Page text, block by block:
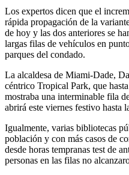
Los expertos dicen que el
rápida propagación de la
de hoy y las dos anteriores se
largas filas de vehículos en
parques del condado.
La alcaldesa de Miami-Dade,
céntrico Tropical Park, que
mostraba una interminable fila
abrirá este viernes festivo hasta
Igualmente, varias bibliotecas
población y con más casos de
desde horas tempranas test de
personas en las filas no